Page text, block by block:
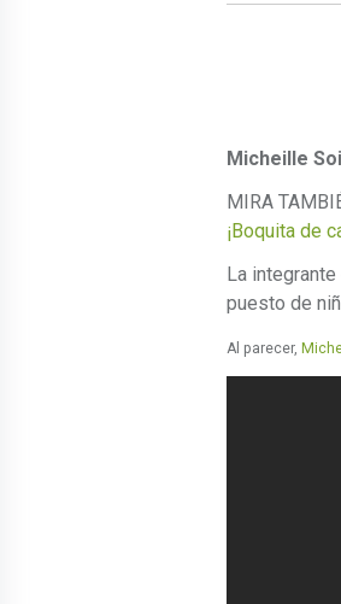
Micheille
MIRA
¡Boquita de
La integrante
puesto de
Al parecer,